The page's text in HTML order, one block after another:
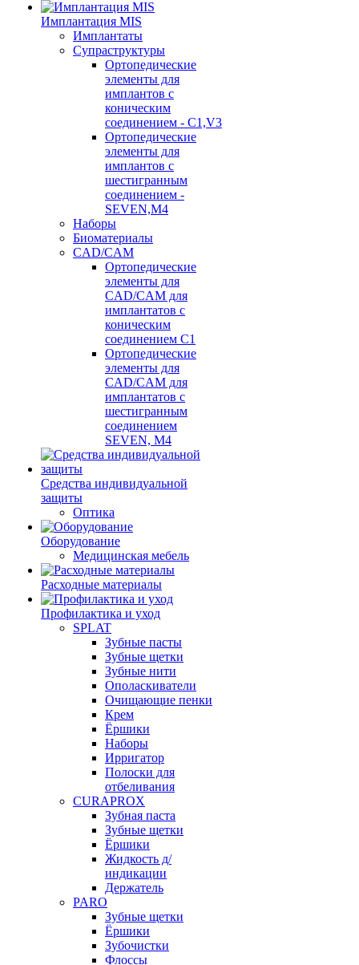
Имплантация MIS
Имплантаты
Супраструктуры
Ортопедические
элементы для
имплантов с
коническим
соединением - C1,V3
Ортопедические
элементы для
имплантов с
шестигранным
соединением -
SEVEN,M4
Наборы
Биоматериалы
CAD/CAM
Ортопедические
элементы для
CAD/CAM для
имплантатов с
коническим
соединением С1
Ортопедические
элементы для
CAD/CAM для
имплантатов с
шестигранным
соединением
SEVEN, М4
Средства индивидуальной
защиты
Оптика
Оборудование
Медицинская мебель
Расходные материалы
Профилактика и уход
SPLAT
Зубные пасты
Зубные щетки
Зубные нити
Ополаскиватели
Очищающие пенки
Крем
Ёршики
Наборы
Ирригатор
Полоски для
отбеливания
CURAPROX
Зубная паста
Зубные щетки
Ёршики
Жидкость д/
индикации
Держатель
PARO
Зубные щетки
Ёршики
Зубочистки
Флоссы